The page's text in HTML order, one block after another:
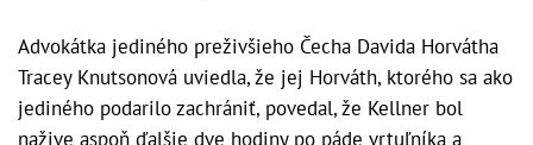
Advokátka jediného preživšieho Čecha Davida Horvátha
Tracey Knutsonová uviedla, že jej Horváth, ktorého sa ako
jediného podarilo zachrániť, povedal, že Kellner bol
nažive aspoň ďalšie dve hodiny po páde vrtuľníka a